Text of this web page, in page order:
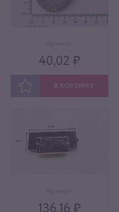
40,02 ₽
В КОРЗИНУ
136,16 ₽